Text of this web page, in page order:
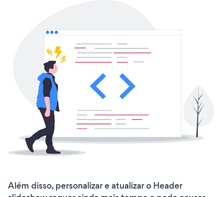
Além disso, personalizar e atualizar o Header